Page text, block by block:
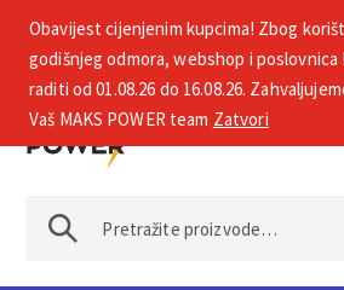
+385 1 2002 575
Obavijest cijenjenim kupcima! Zbog
godišnjeg odmora, webshop i poslovnica
raditi od 01.08.26 do 16.08.26.
Vaš MAKS POWER team Zatvori